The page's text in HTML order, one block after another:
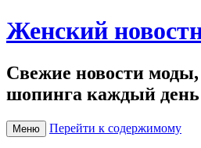
Женский
Свежие новости
шопинга каждый день
Меню Перейти к содержимому